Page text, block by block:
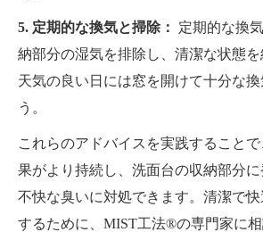
5. 定期的な換気と掃除：
定期的な換
納部分の湿気を排除し、清潔な状態
天気の良い日には窓を開けて十分な換
う。
これらのアドバイスを実践すること
果がより持続し、洗面台の収納部分
不快な臭いに対処できます。清潔で
するために、MIST工法®の専門家に